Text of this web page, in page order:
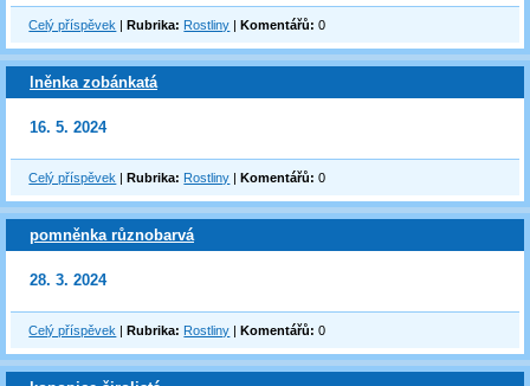
Celý příspěvek |Rubrika: Rostliny |Komentářů: 0
lněnka zobánkatá
16. 5. 2024
Celý příspěvek |Rubrika: Rostliny |Komentářů: 0
pomněnka různobarvá
28. 3. 2024
Celý příspěvek |Rubrika: Rostliny |Komentářů: 0